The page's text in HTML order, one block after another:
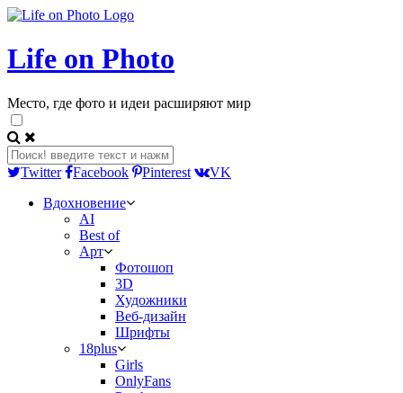
Life on Photo
Место, где фото и идеи расширяют мир
Twitter Facebook Pinterest
VK
Вдохновение
AI
Best of
Арт
Фотошоп
3D
Художники
Веб-дизайн
Шрифты
18plus
Girls
OnlyFans